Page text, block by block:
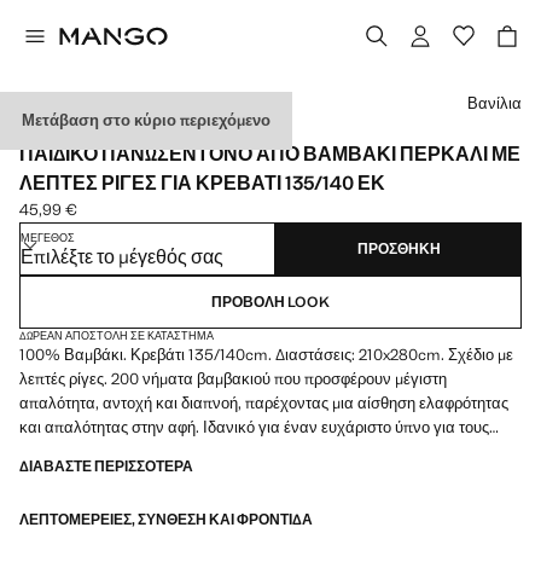
Μετάβαση στο κύριο περιεχόμενο
PERCALE COTTON
ΠΑΙΔΙΚΌ ΠΑΝΩΣΈΝΤΟΝΟ ΑΠΌ ΒΑΜΒΆΚΙ ΠΕΡΚΆΛΙ ΜΕ
ΛΕΠΤΈΣ ΡΊΓΕΣ ΓΙΑ ΚΡΕΒΆΤΙ 135/140 ΕΚ
Ισχύουσα τιμή [45,99 € ]
45,99 €
Διάλεξε χρώμα
Βανίλια
ΜΈΓΕΘΟΣ
Επιλέξτε το μέγεθός σας ΠΡΟΣΘΉΚΗ
ΠΡΟΒΟΛΉ LOOK
ΔΩΡΕΆΝ ΑΠΟΣΤΟΛΉ ΣΕ ΚΑΤΆΣΤΗΜΑ
100% Βαμβάκι. Κρεβάτι 135/140cm. Διαστάσεις: 210x280cm. Σχέδιο με
λεπτές ρίγες. 200 νήματα βαμβακιού που προσφέρουν μέγιστη
απαλότητα, αντοχή και διαπνοή, παρέχοντας μια αίσθηση ελαφρότητας
και απαλότητας στην αφή. Ιδανικό για έναν ευχάριστο ύπνο για τους
ΔΙΑΒΆΣΤΕ ΠΕΡΙΣΣΌΤΕΡΑ
ΛΕΠΤΟΜΈΡΕΙΕΣ, ΣΎΝΘΕΣΗ ΚΑΙ ΦΡΟΝΤΊΔΑ